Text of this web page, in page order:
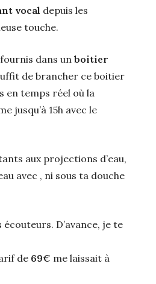
vocal depuis les
touche.
dans un boitier
de brancher ce boitier
en temps réel où la
jusqu’à 15h avec le
aux projections d’eau,
avec , ni sous ta douche
D’avance, je te
de 69€ me laissait à